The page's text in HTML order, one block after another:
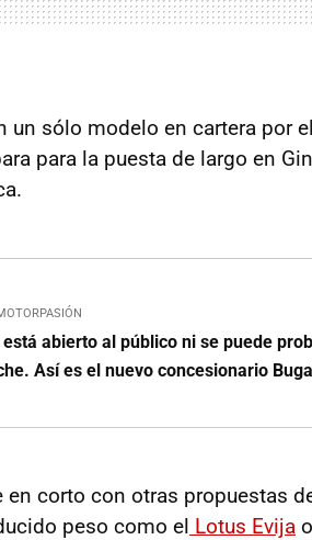
un sólo modelo en cartera por
para la puesta de largo en
está abierto al público ni se puede
Así es el nuevo concesionario
en corto con otras propuestas
peso como el Lotus Evija